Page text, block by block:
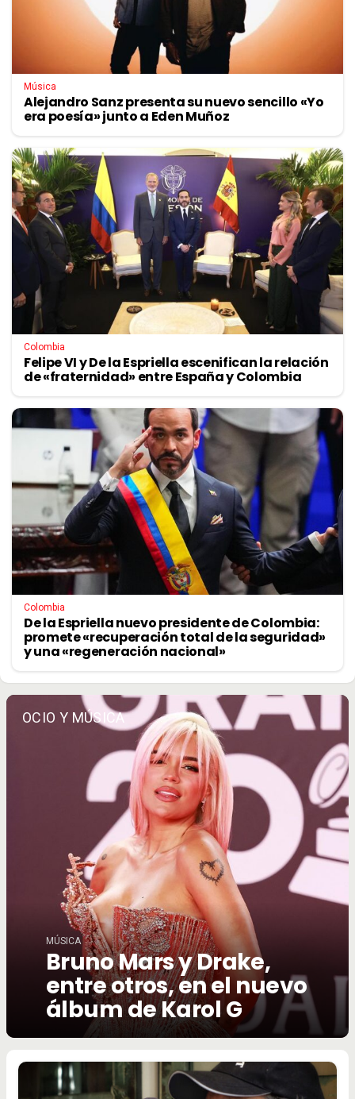
Música
Alejandro Sanz presenta su nuevo sencillo «Yo
era poesía» junto a Eden Muñoz
Colombia
Felipe VI y De la Espriella escenifican la relación
de «fraternidad» entre España y Colombia
Colombia
De la Espriella nuevo presidente de Colombia:
promete «recuperación total de la seguridad»
y una «regeneración nacional»
OCIO Y MÚSICA
MÚSICA
Bruno Mars y Drake,
entre otros, en el nuevo
álbum de Karol G